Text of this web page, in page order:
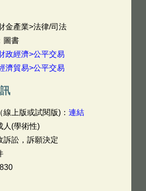
金產業>法律/司法
圖書
政經濟>公平交易
濟貿易>公平交易
上版或試閱版)： 連結
人(學術性)
訴訟，訴願決定